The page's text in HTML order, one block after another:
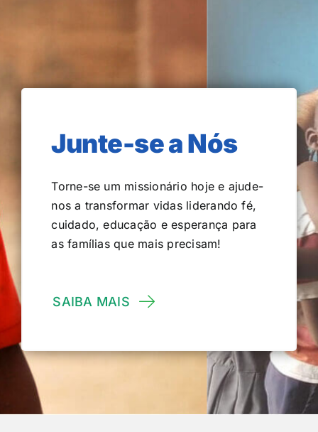
Junte-se a Nós
Torne-se um missionário hoje e ajude-
nos a transformar vidas liderando fé,
cuidado, educação e esperança para
as famílias que mais precisam!
SAIBA MAIS